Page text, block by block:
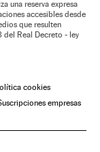
una reserva expresa
accesibles desde
que resulten
Real Decreto - ley
cookies
empresas